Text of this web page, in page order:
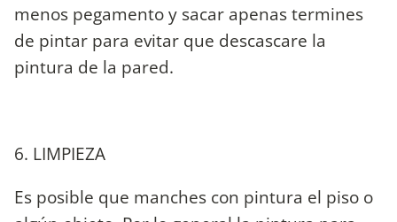
menos pegamento y sacar apenas termines
de pintar para evitar que descascare la
pintura de la pared.
6. LIMPIEZA
Es posible que manches con pintura el piso o